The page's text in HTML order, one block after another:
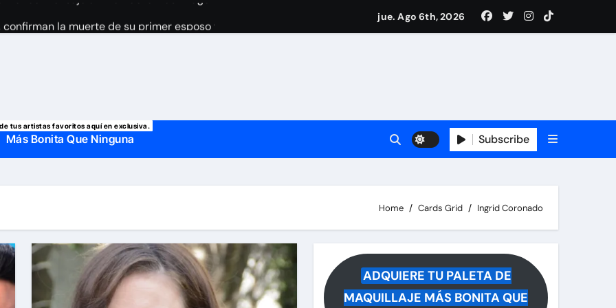
confirman la muerte de su primer esposo y su actual marido reacciona a la noticiajue. Ago 6th, 2026
tus artistas favoritos aquí en exclusiva.
Más Bonita Que Ninguna Subscribe
Home Cards Grid Ingrid Coronado
ADQUIERE TU PALETA DE
MAQUILLAJE MÁS BONITA QUE